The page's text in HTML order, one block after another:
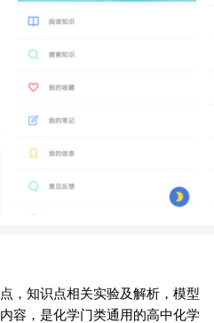
，知识点相关实验及解析，模型
容，是化学门类通用的高中化学